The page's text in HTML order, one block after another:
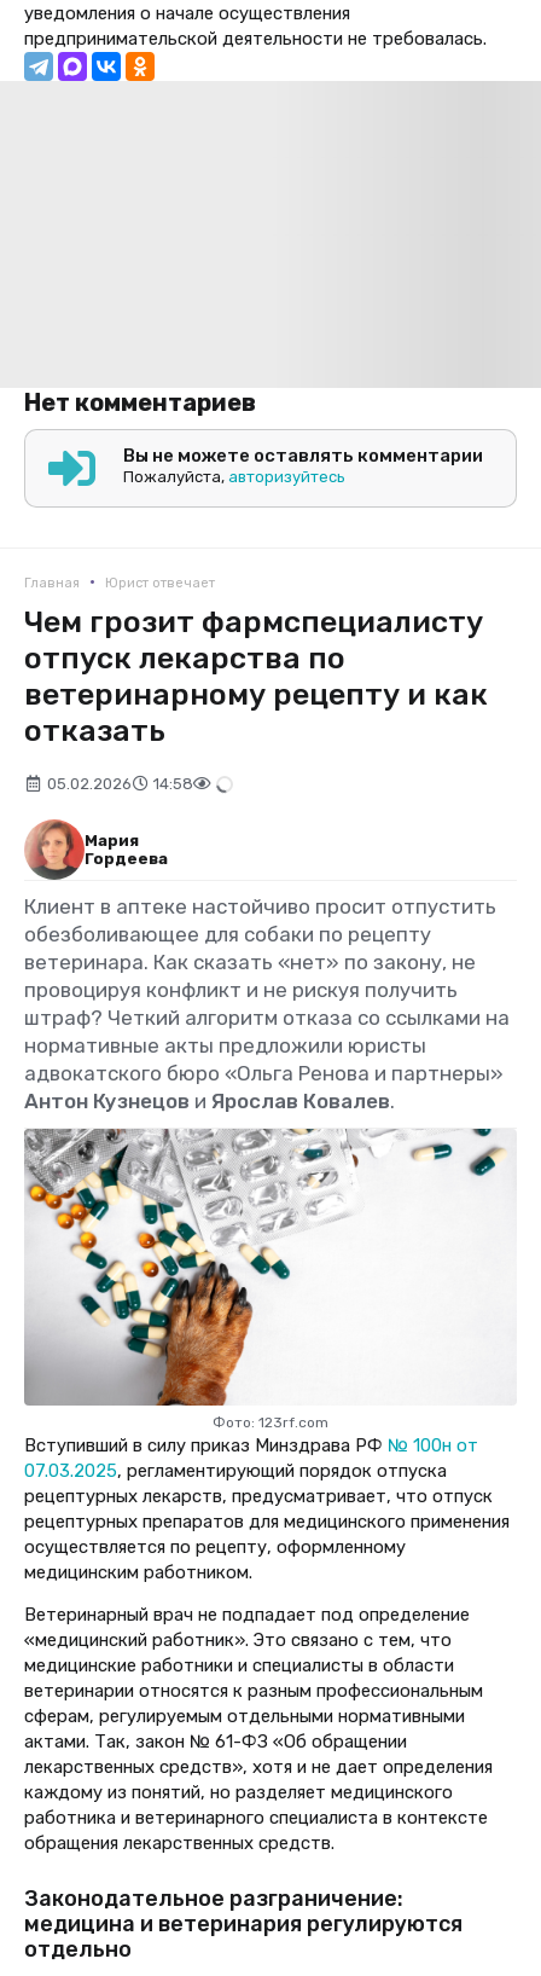
уведомления о начале осуществления
предпринимательской деятельности не требовалась.
Нет комментариев
Вы не можете оставлять комментарии
Пожалуйста, авторизуйтесь
Главная • Юрист отвечает
Чем грозит фармспециалисту
отпуск лекарства по
ветеринарному рецепту и как
отказать
05.02.2026 14:58
Мария
Гордеева
Клиент в аптеке настойчиво просит отпустить
обезболивающее для собаки по рецепту
ветеринара. Как сказать «нет» по закону, не
провоцируя конфликт и не рискуя получить
штраф? Четкий алгоритм отказа со ссылками на
нормативные акты предложили юристы
адвокатского бюро «Ольга Ренова и партнеры»
Антон Кузнецов и Ярослав Ковалев.
Фото: 123rf.com
Вступивший в силу приказ Минздрава РФ № 100н от
07.03.2025, регламентирующий порядок отпуска
рецептурных лекарств, предусматривает, что отпуск
рецептурных препаратов для медицинского применения
осуществляется по рецепту, оформленному
медицинским работником.
Ветеринарный врач не подпадает под определение
«медицинский работник». Это связано с тем, что
медицинские работники и специалисты в области
ветеринарии относятся к разным профессиональным
сферам, регулируемым отдельными нормативными
актами. Так, закон № 61-ФЗ «Об обращении
лекарственных средств», хотя и не дает определения
каждому из понятий, но разделяет медицинского
работника и ветеринарного специалиста в контексте
обращения лекарственных средств.
Законодательное разграничение:
медицина и ветеринария регулируются
отдельно